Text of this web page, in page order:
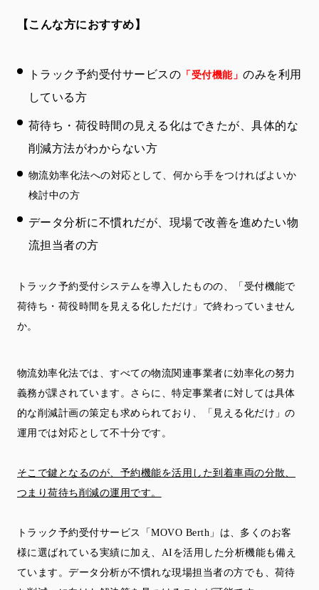
【こんな方におすすめ】
トラック予約受付サービスの 「受付機能」のみを利用
している方
荷待ち・荷役時間の見える化はできたが、具体的な
削減方法がわからない方
物流効率化法への対応として、何から手をつければよいか
検討中の方
データ分析に不慣れだが、現場で改善を進めたい物
流担当者の方
トラック予約受付システムを導入したものの、「受付機能で
荷待ち・荷役時間を見える化しただけ」で終わっていません
か。
物流効率化法では、すべての物流関連事業者に効率化の努力
義務が課されています。さらに、特定事業者に対しては具体
的な削減計画の策定も求められており、「見える化だけ」の
運用では対応として不十分です。
そこで鍵となるのが、予約機能を活用した到着車両の分散、
つまり荷待ち削減の運用です。
トラック予約受付サービス「MOVO Berth」は、多くのお客
様に選ばれている実績に加え、AIを活用した分析機能も備え
ています。データ分析が不慣れな現場担当者の方でも、荷待